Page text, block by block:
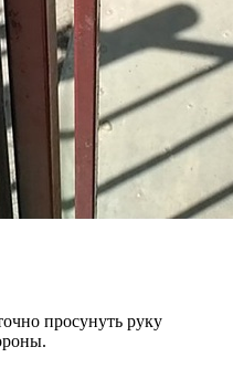
просунуть руку